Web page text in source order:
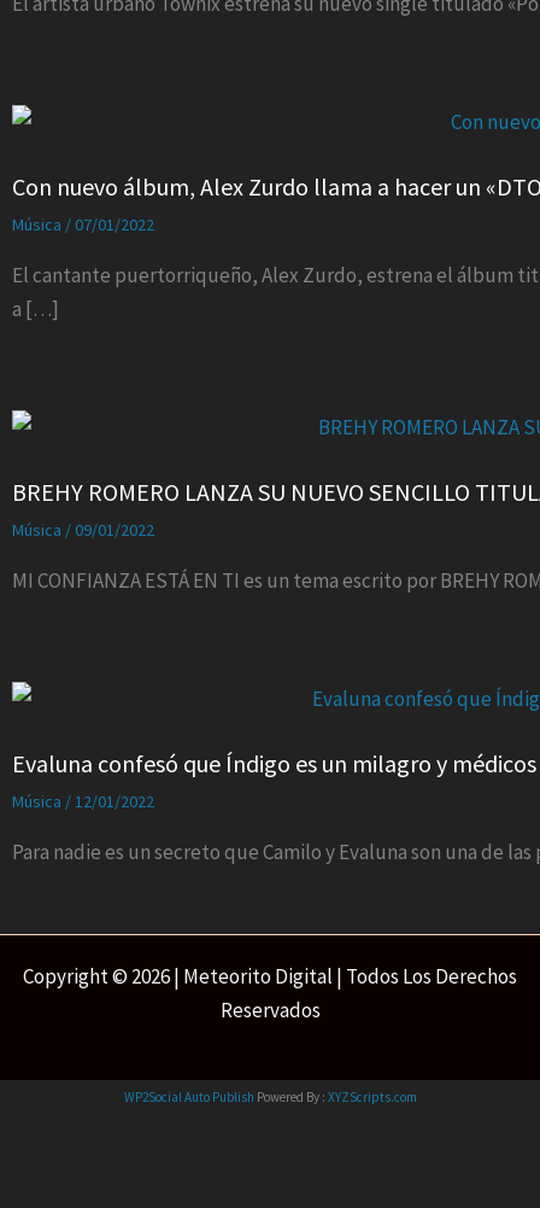
Con nuevo álbum, Alex Zurdo llama a hacer un
Música / 07/01/2022
El cantante puertorriqueño, Alex Zurdo, estrena el álbum
a […]
BREHY ROMERO LANZA SU NUEVO SENCILLO
Música / 09/01/2022
MI CONFIANZA ESTÁ EN TI es un tema escrito por BREHY
Evaluna confesó que Índigo es un milagro y
Música / 12/01/2022
Para nadie es un secreto que Camilo y Evaluna son una de
Copyright © 2026 | Meteorito Digital | Todos Los Derechos
Reservados
WP2Social Auto Publish Powered By : XYZScripts.com